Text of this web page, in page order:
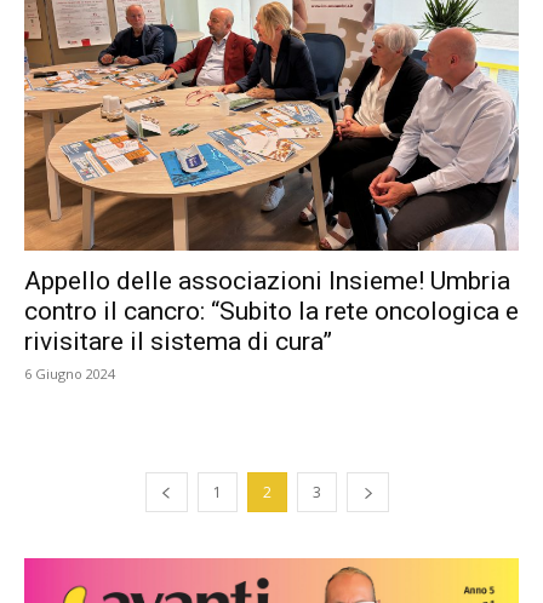
Appello delle associazioni Insieme! Umbria
contro il cancro: “Subito la rete oncologica e
rivisitare il sistema di cura”
6 Giugno 2024
1 2 3